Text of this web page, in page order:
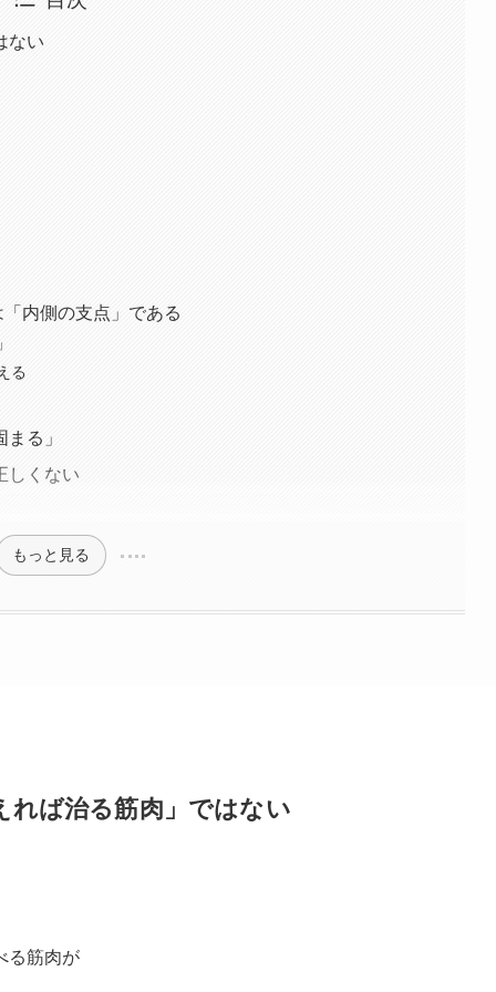
ない
内側の支点」である
る
る」
しくない
もっと見る
れば治る筋肉」ではない
る筋肉が